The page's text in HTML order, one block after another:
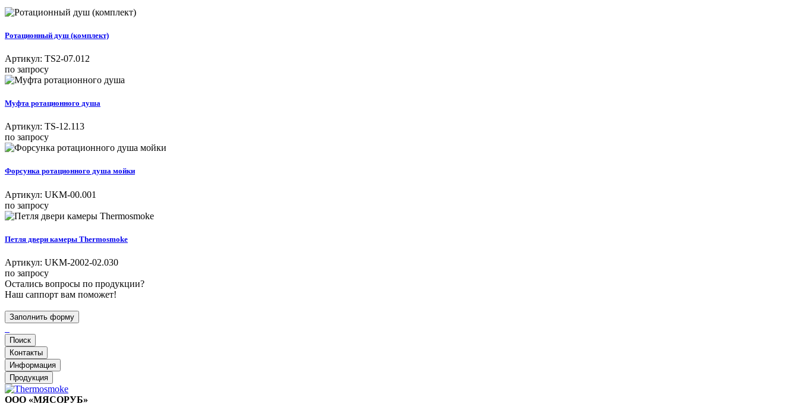
Ротационный душ (комплект)
Артикул: TS2-07.012
по запросу
Муфта ротационного душа
Артикул: TS-12.113
по запросу
Форсунка ротационного душа мойки
Артикул: UKM-00.001
по запросу
Петля двери камеры Thermosmoke
Артикул: UKM-2002-02.030
по запросу
Остались вопросы по продукции?
Наш саппорт вам поможет!
Заполнить форму
Поиск
Контакты
Информация
Продукция
ООО «МЯСОРУБ»